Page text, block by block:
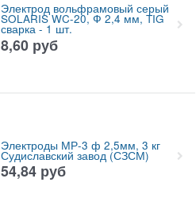
Электрод вольфрамовый серый
SOLARIS WC-20, Ф 2,4 мм, TIG
сварка - 1 шт.
8,60 руб
Электроды МР-3 ф 2,5мм, 3 кг
Судиславский завод (СЗСМ)
54,84 руб